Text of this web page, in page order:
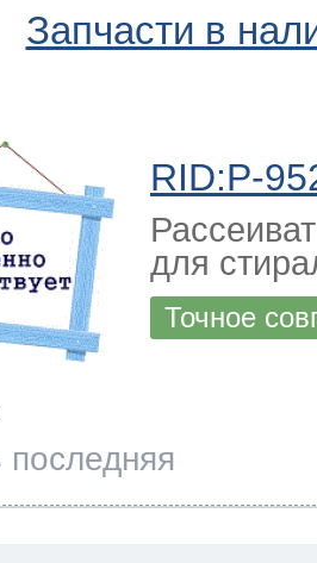
Запчасти в
RID:P-
для
Точное